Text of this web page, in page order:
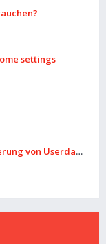
settings
von Userdata